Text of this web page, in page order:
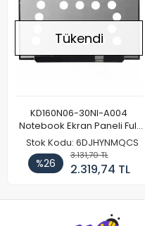
Tükendi
KD160N06-30NI-A004
Notebook Ekran Paneli Full
HD
Stok Kodu: 6DJHYNMQCS
%26
3.131,70 TL
2.319,74 TL